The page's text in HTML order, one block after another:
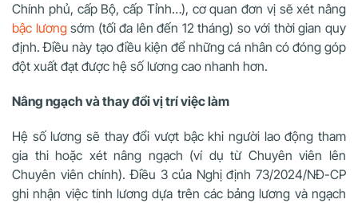
Chính phủ, cấp Bộ, cấp Tỉnh…), cơ quan đơn vị sẽ xét nâng
bậc lươngsớm (tối đa lên đến 12 tháng) so với thời gian quy
định. Điều này tạo điều kiện để những cá nhân có đóng góp
đột xuất đạt được hệ số lương cao nhanh hơn.
Nâng ngạch và thay đổi vị trí việc làm
Hệ số lương sẽ thay đổi vượt bậc khi người lao động tham
gia thi hoặc xét nâng ngạch (ví dụ từ Chuyên viên lên
Chuyên viên chính). Điều 3 của Nghị định 73/2024/NĐ-CP
ghi nhận việc tính lương dựa trên các bảng lương và ngạch